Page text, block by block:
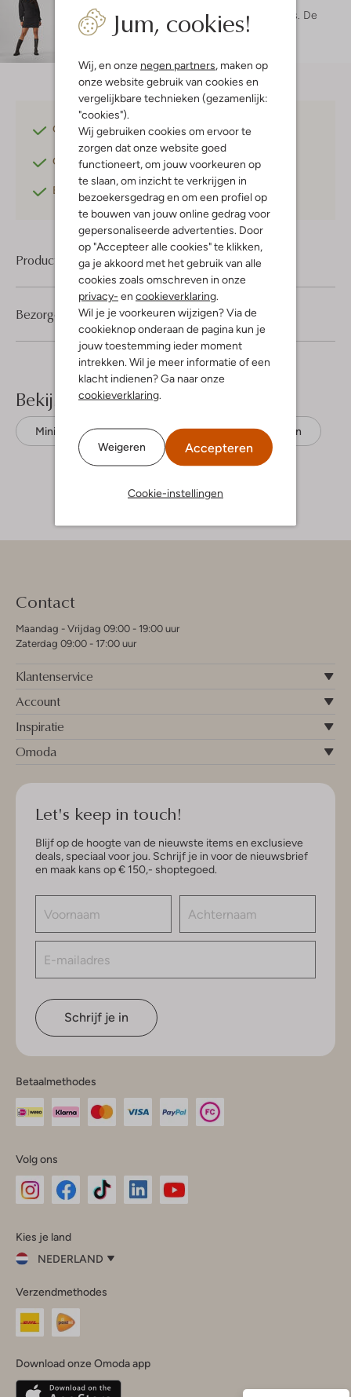
Jum, cookies!
Wij, en onze negen partners , maken op
onze website gebruik van cookies en
vergelijkbare technieken (gezamenlijk:
"cookies").
Wij gebruiken cookies om ervoor te
zorgen dat onze website goed
functioneert, om jouw voorkeuren op
te slaan, om inzicht te verkrijgen in
bezoekersgedrag en om een profiel op
te bouwen van jouw online gedrag voor
gepersonaliseerde advertenties. Door
op "Accepteer alle cookies" te klikken,
ga je akkoord met het gebruik van alle
cookies zoals omschreven in onze
privacy- en cookieverklaring
Wil je je voorkeuren wijzigen? Via de
cookieknop onderaan de pagina kun je
jouw toestemming ieder moment
intrekken. Wil je meer informatie of een
klacht indienen? Ga naar onze
cookieverklaring
Weigeren Accepteren
Cookie-instellingen
Maruschka is 1 meter 72 lang en draagt maat s. De
pasvorm isaansluitend.
Gratis verzendingvanaf €75,-
Gratis retourneren binnen 30 dagen*
Betaal achteraf
Product informatie
Bezorgen & retourneren
Bekijk meer
Mini jurken Edited Biologisch katoen
Contact
Maandag - Vrijdag 09:00 - 19:00 uur
Zaterdag 09:00 - 17:00 uur
Klantenservice
Account
Inspiratie
Omoda
Let's keep in touch!
Blijf op de hoogte van de nieuwste items en exclusieve
deals, speciaal voor jou. Schrijf je in voor de nieuwsbrief
en maak kans op € 150,- shoptegoed.
Schrijf je in
Betaalmethodes
Volg ons
InstagramFacebook
Kies je land
NEDERLAND
je
land
Nederland
Belgique(Français)
Verzendmethodes
Download onze Omoda app